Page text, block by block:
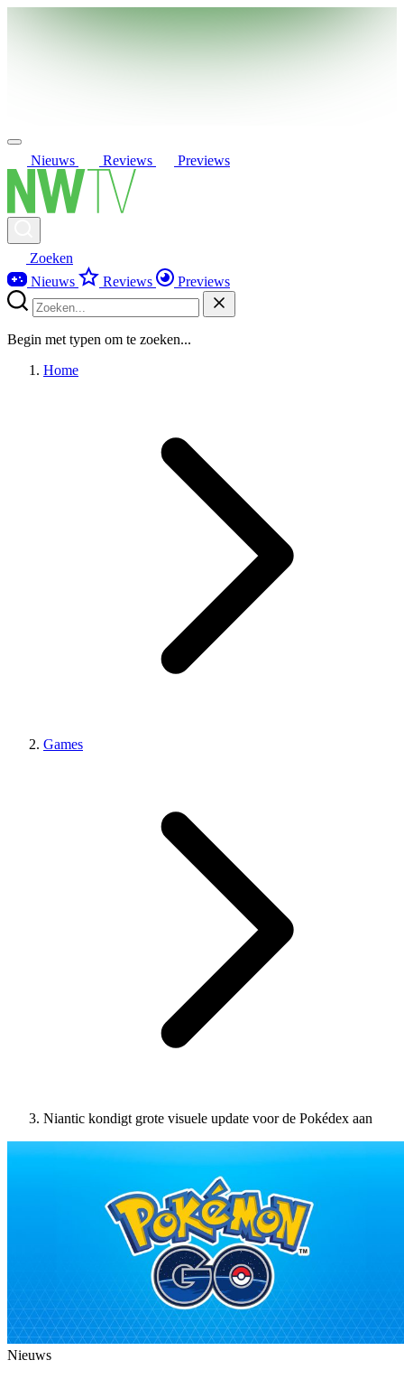
Nieuws Reviews Previews
Zoeken
Nieuws
Reviews Previews
Begin met typen om te zoeken...
Home
Games
Niantic kondigt grote visuele update voor de Pokédex aan
Nieuws